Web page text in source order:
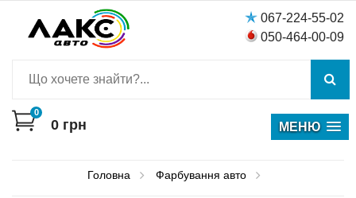
067-224-55-02
050-464-00-09
0
0 грн МЕНЮ
Головна Фарбування авто